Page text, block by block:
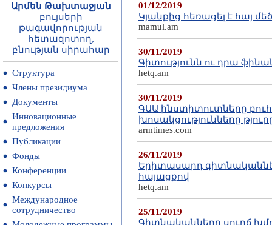
Արմեն Թախտաջյան
բույսերի
թագավորության
հետազոտող,
բնության սիրահար
Структура
Члены президиума
Документы
Инновационные
предложения
Публикации
Фонды
Конференции
Конкурсы
Международное
сотрудничество
01/12/2019
Կյանքից հեռացել է հայ
mamul.am
30/11/2019
Գիտությունն ու դրա
hetq.am
30/11/2019
ԳԱԱ ինստիտուտները
խոսակցությունները
armtimes.com
26/11/2019
Երիտասարդ
հայացքով
hetq.am
25/11/2019
Գիտնականները սուրճ